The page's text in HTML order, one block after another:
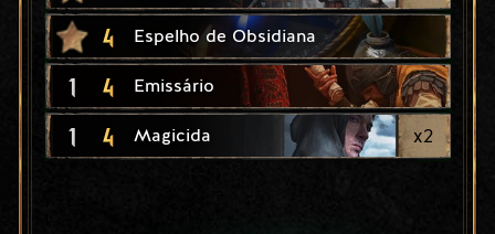
4 Espelho de Obsidiana
1 4 Emissário
1 4 Magicida x2